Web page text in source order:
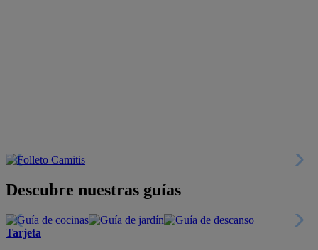
Descubre nuestras guías
Tarjeta